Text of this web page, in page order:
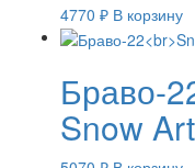
4770 ₽ В корзину
Браво-
Snow